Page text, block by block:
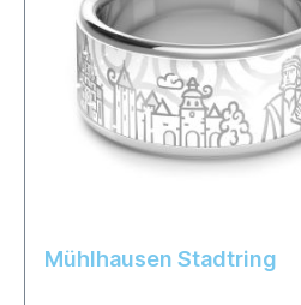
Mühlhausen Stadtring